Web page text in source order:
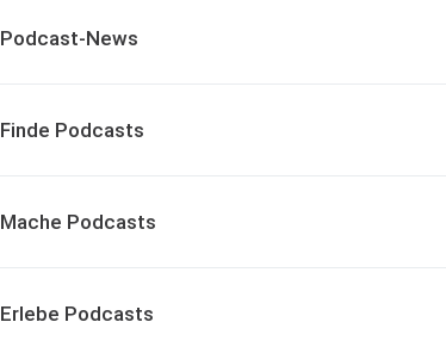
Podcast-News
Finde Podcasts
Mache Podcasts
Erlebe Podcasts